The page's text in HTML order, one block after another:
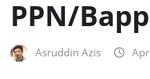
PPN/
Asruddin Azis